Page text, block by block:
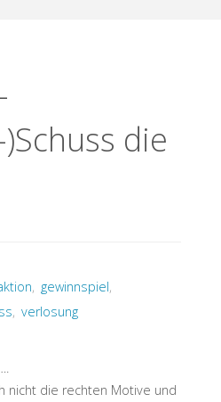
die
, gewinnspiel,
, verlosung
nicht die rechten Motive und